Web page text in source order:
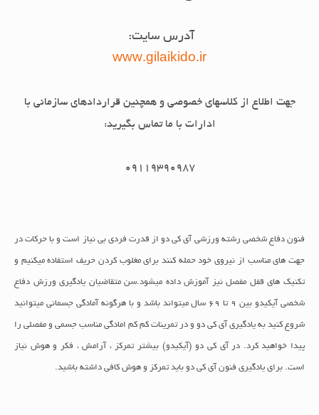
آدرس سایت:
www.gilaikido.ir
جهت اطلاع از کلاسهای خصوصی و همچنین قراردادهای سازمانی با
ادارات با ما تماس بگیرید:
09119390987
فنون دفاع شخصی رشته ورزشی آی کی دو از قدرت فردی بی نیاز است و با حرکات در
جهت های مناسب از نیروی خود حمله کنند برای مغلوب کردن حریف استفاده میکنیم و
تکنیک های قفل مفصل نیز آموزش داده میشود.سن متقاضیان یادگیری ورزش دفاع
شخصی آیکیدو بین 9 تا 69 سال میتواند باشد و با هرگونه آمادگی جسمانی میتوانید
شروع کنید به یادگیری آی کی دو و در تمرینات کم کم امادگی مناسب جسمی و مفصلی را
پیدا خواهید کرد. در آی کی دو (آیکیدو) بیشتر تمرکز ، آرامش ، فکر و هوش نیاز
است. برای یادگیری فنون آی کی دو باید تمرکز و هوش کافی داشته باشید.